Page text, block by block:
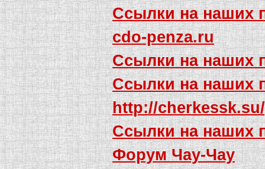
Ссылки на наших
cdo-penza.ru
Ссылки на наших
Ссылки на наших
http://
Ссылки на наших
Форум Чау-Чау